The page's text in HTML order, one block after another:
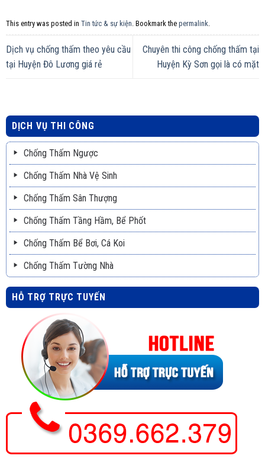
This entry was posted in Tin tức & sự kiện. Bookmark the permalink.
Dịch vụ chống thấm theo yêu cầu
tại Huyện Đô Lương giá rẻ
Chuyên thi công chống thấm tại
Huyện Kỳ Sơn gọi là có mặt
DỊCH VỤ THI CÔNG
Chống Thấm Ngược
Chống Thấm Nhà Vệ Sinh
Chống Thấm Sân Thượng
Chống Thấm Tầng Hầm, Bể Phốt
Chống Thấm Bể Bơi, Cá Koi
Chống Thấm Tường Nhà
HỖ TRỢ TRỰC TUYẾN